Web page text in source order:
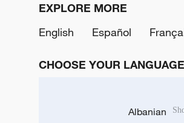
EXPLORE MORE
English
Español
CHOOSE YOUR LANGUAGE
Albanian